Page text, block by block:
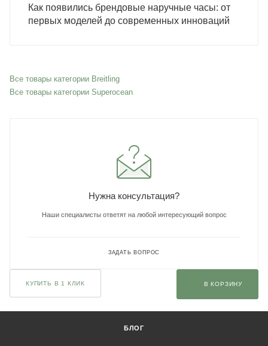
Как появились брендовые наручные часы: от
первых моделей до современных инноваций
Все товары категории Breitling
Все товары категории Superocean
Нужна консультация?
Наши специалисты ответят на любой интересующий вопрос
ЗАДАТЬ ВОПРОС
КУПИТЬ В 1 КЛИК В КОРЗИНУ
БЛОГ